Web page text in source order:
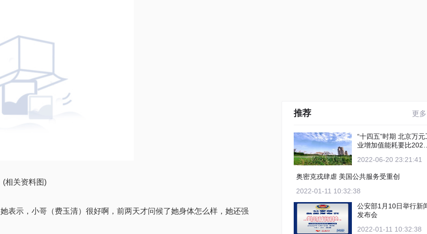
(相关资料图)
她表示，小哥（费玉清）很好啊，前两天才问候了她身体怎么样，她还强
推荐 更多
“十四五”时期 北京万元工
业增加值能耗要比2020
2022-06-20 23:21:41
奥密克戎肆虐 美国公共服务受重创
2022-01-11 10:32:38
公安部1月10日举行新
发布会
2022-01-11 10:32:38